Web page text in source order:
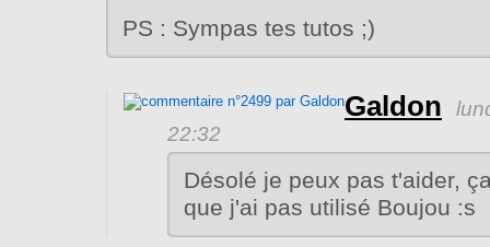
PS : Sympas tes tutos ;)
Galdon
22:32
Désolé je peux pas t'aider,
que j'ai pas utilisé Boujou :s